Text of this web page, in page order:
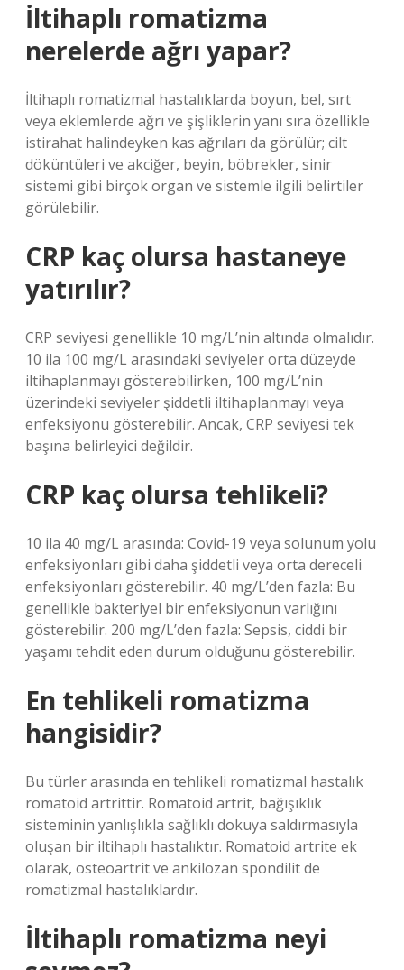
İltihaplı romatizma
nerelerde ağrı yapar?
İltihaplı romatizmal hastalıklarda boyun, bel, sırt
veya eklemlerde ağrı ve şişliklerin yanı sıra özellikle
istirahat halindeyken kas ağrıları da görülür; cilt
döküntüleri ve akciğer, beyin, böbrekler, sinir
sistemi gibi birçok organ ve sistemle ilgili belirtiler
görülebilir.
CRP kaç olursa hastaneye
yatırılır?
CRP seviyesi genellikle 10 mg/L’nin altında olmalıdır.
10 ila 100 mg/L arasındaki seviyeler orta düzeyde
iltihaplanmayı gösterebilirken, 100 mg/L’nin
üzerindeki seviyeler şiddetli iltihaplanmayı veya
enfeksiyonu gösterebilir. Ancak, CRP seviyesi tek
başına belirleyici değildir.
CRP kaç olursa tehlikeli?
10 ila 40 mg/L arasında: Covid-19 veya solunum yolu
enfeksiyonları gibi daha şiddetli veya orta dereceli
enfeksiyonları gösterebilir. 40 mg/L’den fazla: Bu
genellikle bakteriyel bir enfeksiyonun varlığını
gösterebilir. 200 mg/L’den fazla: Sepsis, ciddi bir
yaşamı tehdit eden durum olduğunu gösterebilir.
En tehlikeli romatizma
hangisidir?
Bu türler arasında en tehlikeli romatizmal hastalık
romatoid artrittir. Romatoid artrit, bağışıklık
sisteminin yanlışlıkla sağlıklı dokuya saldırmasıyla
oluşan bir iltihaplı hastalıktır. Romatoid artrite ek
olarak, osteoartrit ve ankilozan spondilit de
romatizmal hastalıklardır.
İltihaplı romatizma neyi